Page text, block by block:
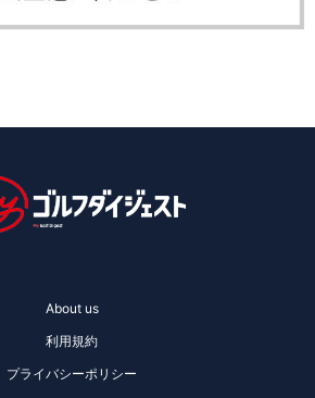
About us
利用規約
プライバシーポリシー